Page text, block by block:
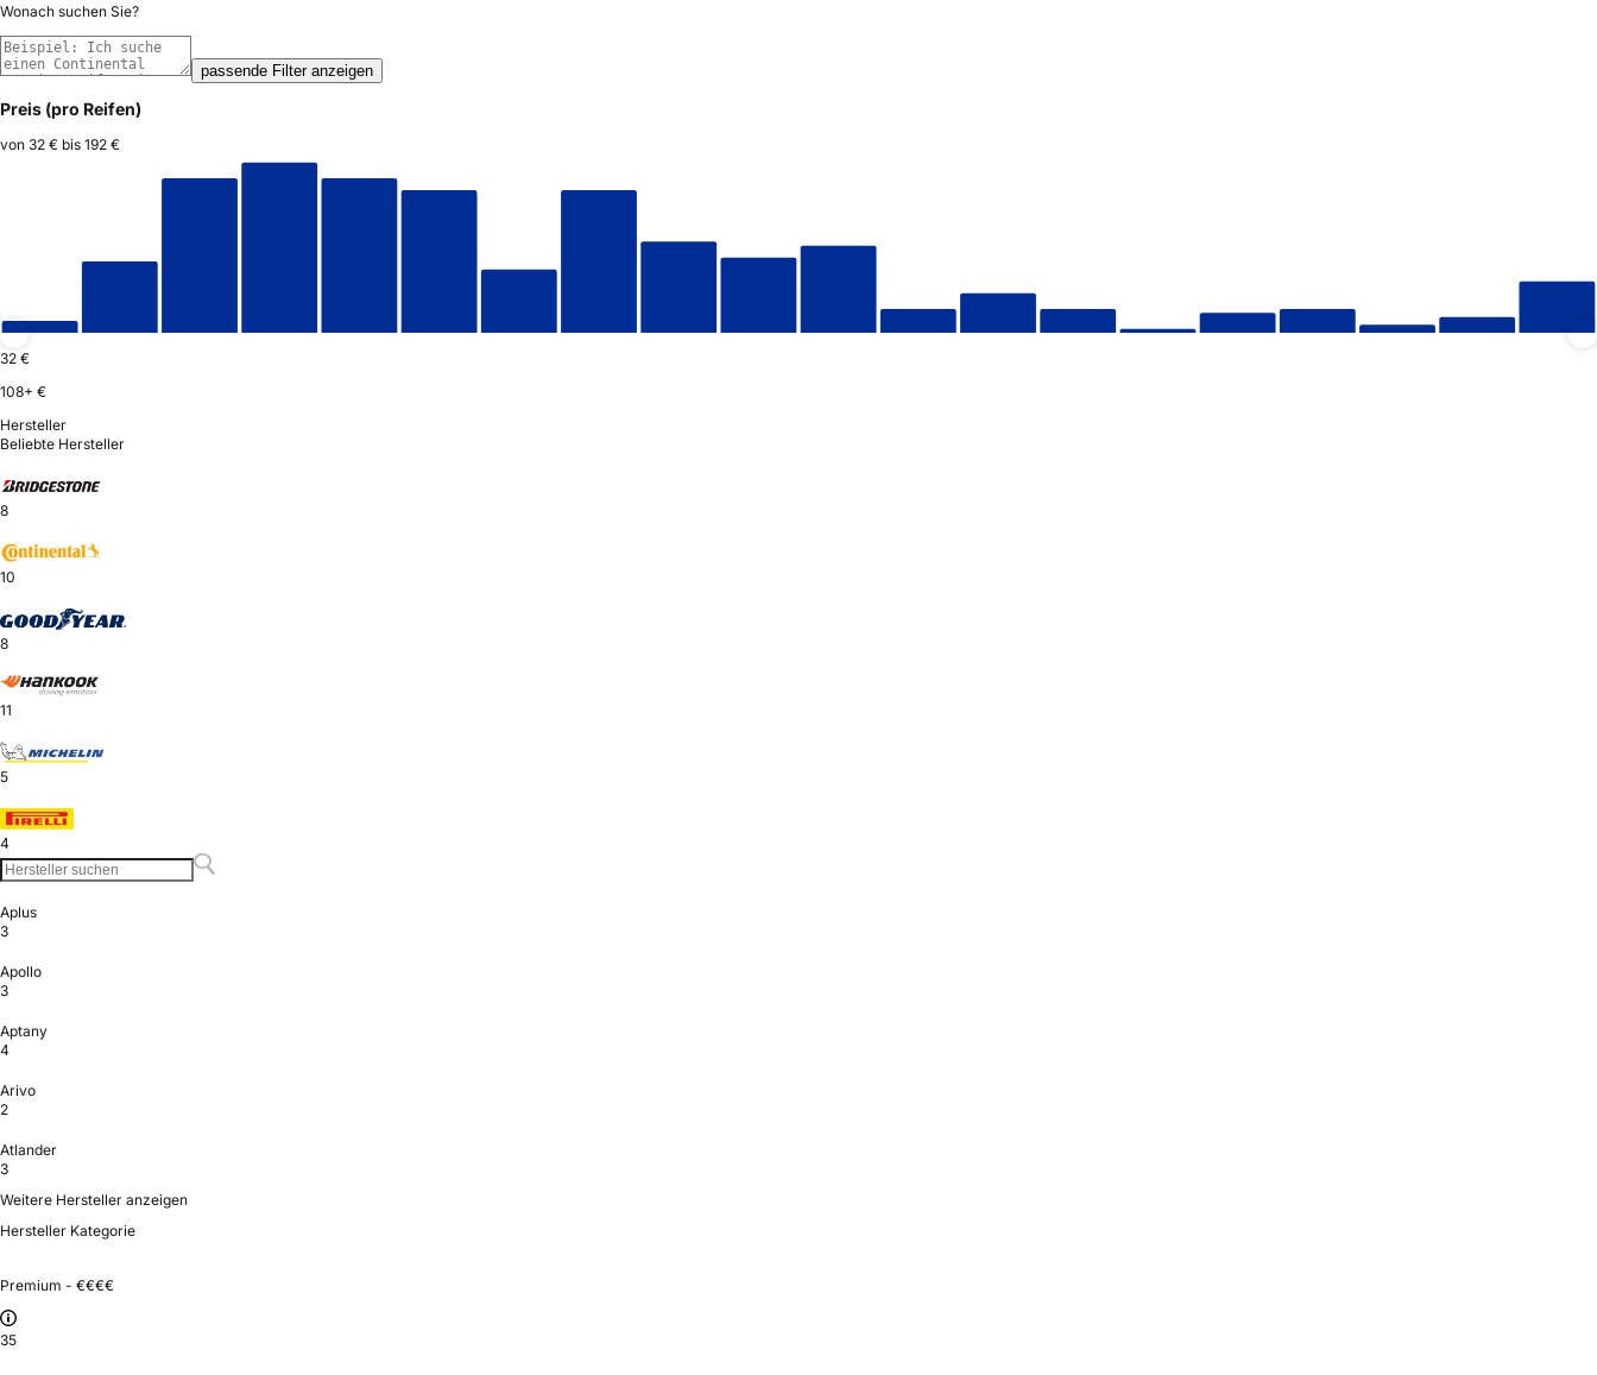
Wonach suchen Sie?
passende Filter anzeigen
Preis (pro Reifen)
von 32 € bis 192 €
32 €
108+ €
Hersteller
Beliebte Hersteller
8
10
8
11
5
4
Aplus
3
Apollo
3
Aptany
4
Arivo
2
Atlander
3
Weitere Hersteller anzeigen
Hersteller Kategorie
Premium - €€€€
35